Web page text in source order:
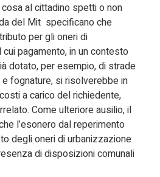
al cittadino spetti o non
del Mit specificano che
per gli oneri di
pagamento, in un contesto
dotato, per esempio, di strade
fognature, si risolverebbe in
a carico del richiedente,
Come ulteriore ausilio, il
l’esonero dal reperimento
degli oneri di urbanizzazione
di disposizioni comunali